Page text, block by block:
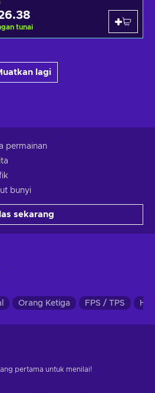
tunai
lagi
permainan
bunyi
sekarang
Orang Ketiga FPS / TPS
pertama untuk menilai!